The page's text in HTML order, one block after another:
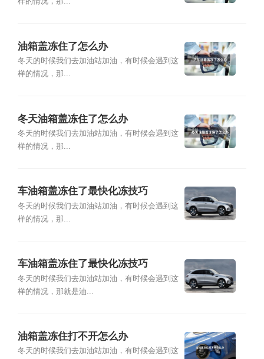
油箱盖冻住了怎么办
冬天的时候我们去加油站加油，有时候会遇到这
样的情况，那...
冬天油箱盖冻住了怎么办
冬天的时候我们去加油站加油，有时候会遇到这
样的情况，那...
车油箱盖冻住了最快化冻技巧
冬天的时候我们去加油站加油，有时候会遇到这
样的情况，那...
车油箱盖冻住了最快化冻技巧
冬天的时候我们去加油站加油，有时候会遇到这
样的情况，那就是油...
油箱盖冻住打不开怎么办
冬天的时候我们去加油站加油，有时候会遇到这